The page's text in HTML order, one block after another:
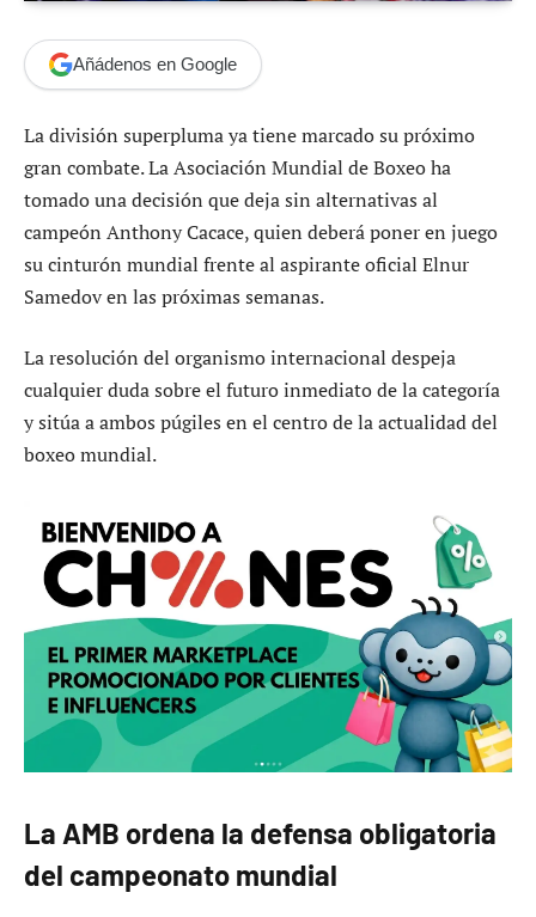
Añádenos en Google
La división superpluma ya tiene marcado su próximo
gran combate. La Asociación Mundial de Boxeo ha
tomado una decisión que deja sin alternativas al
campeón Anthony Cacace, quien deberá poner en juego
su cinturón mundial frente al aspirante oficial Elnur
Samedov en las próximas semanas.
La resolución del organismo internacional despeja
cualquier duda sobre el futuro inmediato de la categoría
y sitúa a ambos púgiles en el centro de la actualidad del
boxeo mundial.
La AMB ordena la defensa obligatoria
del campeonato mundial